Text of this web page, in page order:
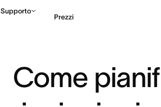
Supporto
Prezzi
Come